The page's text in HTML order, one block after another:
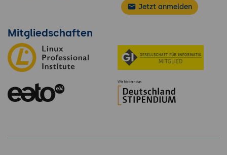
Jetzt anmelden
Mitgliedschaften